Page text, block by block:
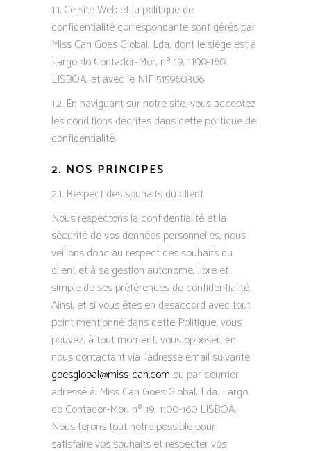
1.1. Ce site Web et la politique de
confidentialité correspondante sont gérés par
Miss Can Goes Global, Lda, dont le siège est à
Largo do Contador-Mor, nº 19, 1100-160
LISBOA, et avec le NIF 515960306.
1.2. En naviguant sur notre site, vous acceptez
les conditions décrites dans cette politique de
confidentialité.
2. NOS PRINCIPES
2.1. Respect des souhaits du client
Nous respectons la confidentialité et la
sécurité de vos données personnelles, nous
veillons donc au respect des souhaits du
client et à sa gestion autonome, libre et
simple de ses préférences de confidentialité.
Ainsi, et si vous êtes en désaccord avec tout
point mentionné dans cette Politique, vous
pouvez, à tout moment, vous opposer, en
nous contactant via l’adresse email suivante:
goesglobal@miss-can.com ou par courrier
adressé à: Miss Can Goes Global, Lda, Largo
do Contador-Mor, nº 19, 1100-160 LISBOA.
Nous ferons tout notre possible pour
satisfaire vos souhaits et respecter vos